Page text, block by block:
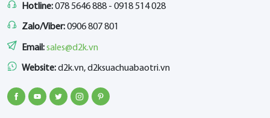
Hotline:078 5646 888 - 0918 514 028
Zalo/Viber:0906 807 801
Email:sales@d2k.vn
Website:d2k.vn, d2ksuachuabaotri.vn